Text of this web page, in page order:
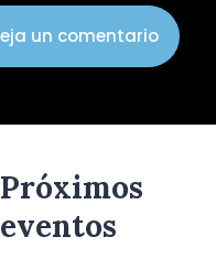
Próximos
eventos